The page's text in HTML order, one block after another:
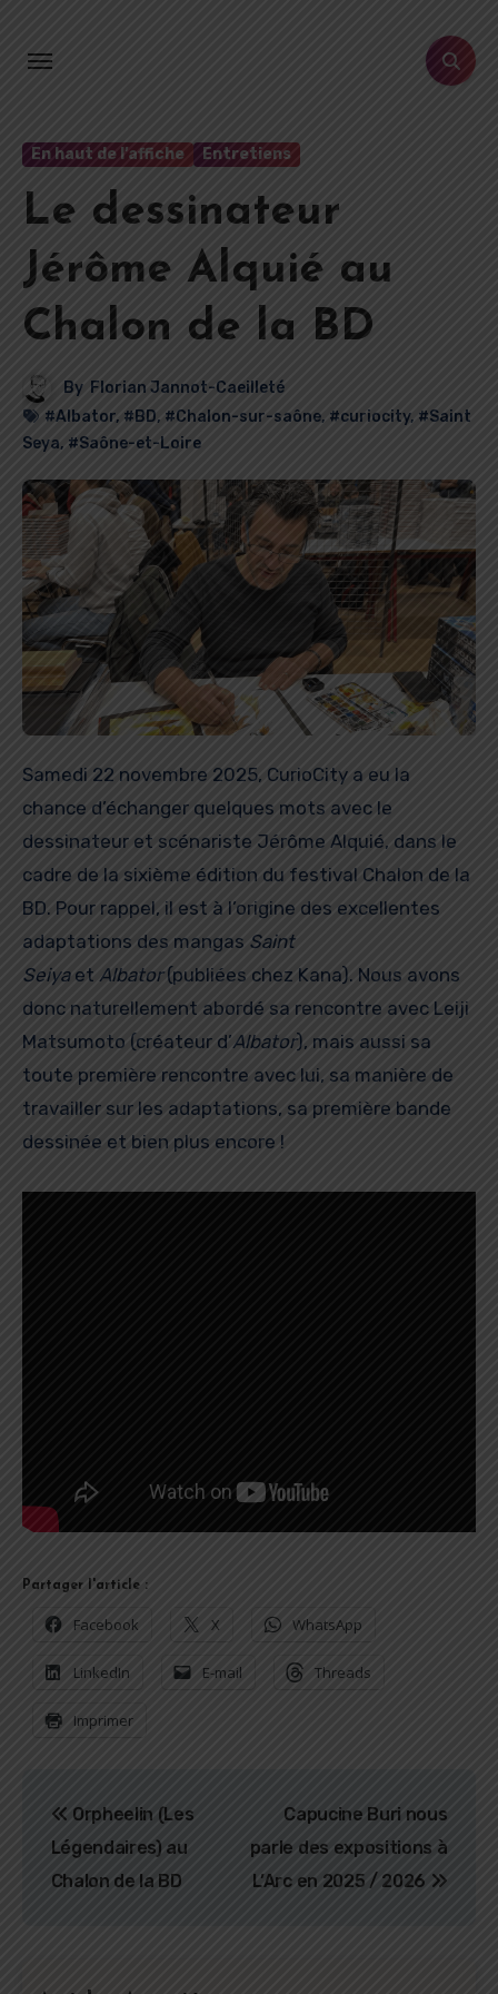
contenu
En haut de l’affiche Entretiens
Le dessinateur
Jérôme Alquié au
Chalon de la BD
By Florian Jannot-Caeilleté
#Albator, #BD, #Chalon-sur-saône, #curiocity, #Saint
Seya, #Saône-et-Loire
Samedi 22 novembre 2025, CurioCity a eu la
chance d’échanger quelques mots avec le
dessinateur et scénariste Jérôme Alquié, dans le
cadre de la sixième édition du festival Chalon de la
BD. Pour rappel, il est à l’origine des excellentes
adaptations des mangas Saint
Seiyaet Albator(publiées chez Kana). Nous avons
donc naturellement abordé sa rencontre avec Leiji
Matsumoto (créateur d’Albator), mais aussi sa
toute première rencontre avec lui, sa manière de
travailler sur les adaptations, sa première bande
dessinée et bien plus encore !
Partager l'article :
Facebook X WhatsApp
LinkedIn E-mail Threads
Imprimer
de
l’article
Orpheelin (Les
Légendaires) au
Chalon de la BD
Capucine Buri nous
parle des expositions à
L’Arc en 2025 / 2026